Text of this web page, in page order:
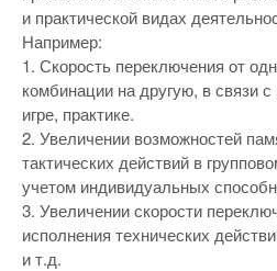
и практической видах
Например:
1. Скорость переключения от
комбинации на другую, в связи
игре, практике.
2. Увеличении возможностей
тактических действий в
учетом индивидуальных
3. Увеличении скорости
исполнения технических
и т.д.